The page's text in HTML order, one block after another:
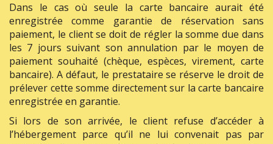
Dans le cas où seule la carte bancaire aurait été
enregistrée comme garantie de réservation sans
paiement, le client se doit de régler la somme due dans
les 7 jours suivant son annulation par le moyen de
paiement souhaité (chèque, espèces, virement, carte
bancaire). A défaut, le prestataire se réserve le droit de
prélever cette somme directement sur la carte bancaire
enregistrée en garantie.
Si lors de son arrivée, le client refuse d’accéder à
l’hébergement parce qu’il ne lui convenait pas par